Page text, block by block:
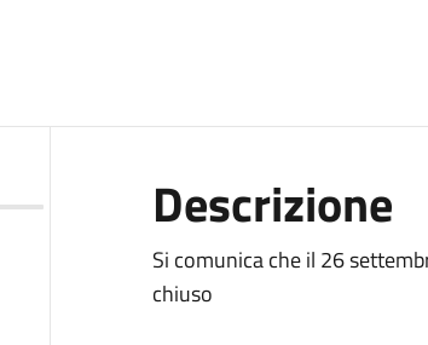
Descrizione
Si comunica che il 26
chiuso